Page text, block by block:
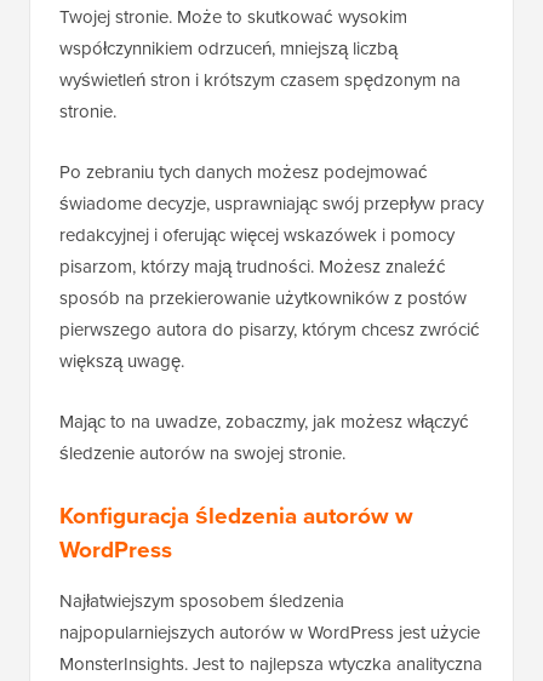
Twojej stronie. Może to skutkować wysokim
współczynnikiem odrzuceń, mniejszą liczbą
wyświetleń stron i krótszym czasem spędzonym na
stronie.
Po zebraniu tych danych możesz podejmować
świadome decyzje, usprawniając swój przepływ pracy
redakcyjnej i oferując więcej wskazówek i pomocy
pisarzom, którzy mają trudności. Możesz znaleźć
sposób na przekierowanie użytkowników z postów
pierwszego autora do pisarzy, którym chcesz zwrócić
większą uwagę.
Mając to na uwadze, zobaczmy, jak możesz włączyć
śledzenie autorów na swojej stronie.
Konfiguracja śledzenia autorów w
WordPress
Najłatwiejszym sposobem śledzenia
najpopularniejszych autorów w WordPress jest użycie
MonsterInsights. Jest to najlepsza wtyczka analityczna